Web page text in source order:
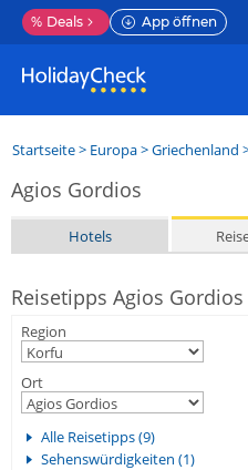
% Deals App öffnen
Startseite> Europa>Griechenland
Agios Gordios
Hotels
Reisetipps Agios Gordios
Region
Ort
Alle Reisetipps (9)
Sehenswürdigkeiten (1)